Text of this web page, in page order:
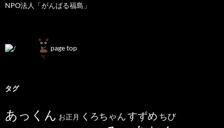
NPO法人「がんばる福島」
page top
タグ
あっくん お正月 くろちゃんすずめ ちび